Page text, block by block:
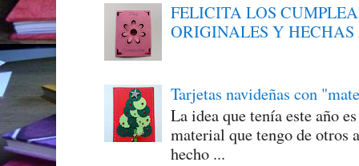
FELICITA LOS
ORIGINALES Y
Tarjetas navideñas con
La idea que tenía este año
material que tengo de otros
hecho ...